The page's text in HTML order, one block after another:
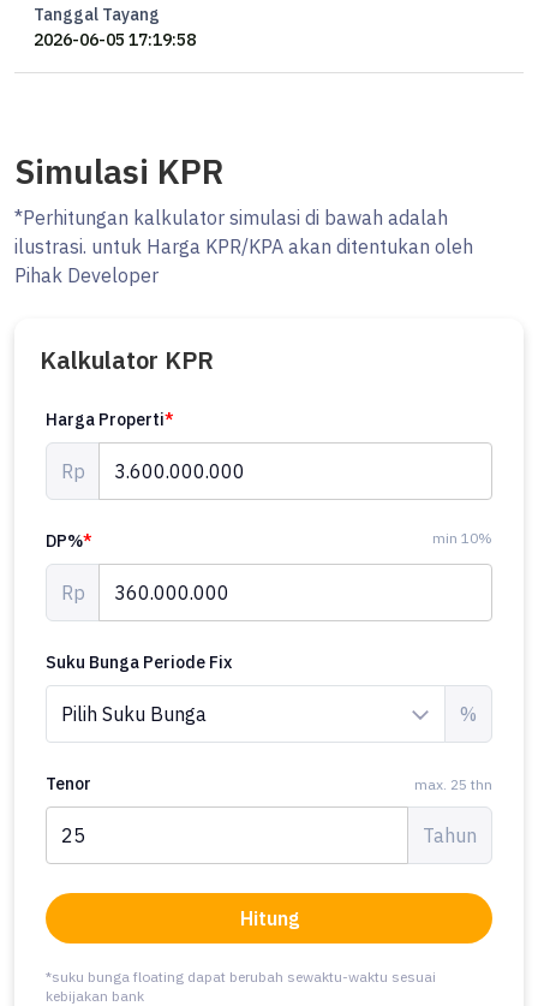
Tanggal Tayang
2026-06-05 17:19:58
Simulasi KPR
*Perhitungan kalkulator simulasi di bawah adalah
ilustrasi. untuk Harga KPR/KPA akan ditentukan oleh
Pihak Developer
Kalkulator KPR
Harga Properti*
Rp
DP%* min 10%
Rp
Suku Bunga Periode Fix
%
Tenor max. 25 thn
Tahun
Hitung
*suku bunga floating dapat berubah sewaktu-waktu sesuai
kebijakan bank